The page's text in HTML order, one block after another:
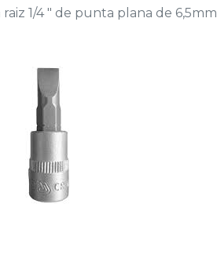
raiz 1/4 " de punta plana de 6,5mm